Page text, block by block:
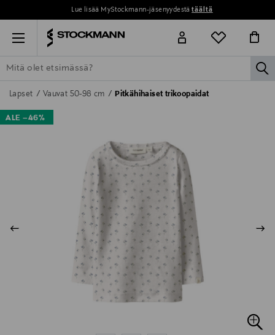
Lue lisää MyStockmann-jäsenyydestätäältä
Menu
ETSI KAIKKI NAISET MIEHET LAPSET KOTI
Lapset Vauvat 50-98 cm Pitkähihaiset trikoopaidat
ALE –46%